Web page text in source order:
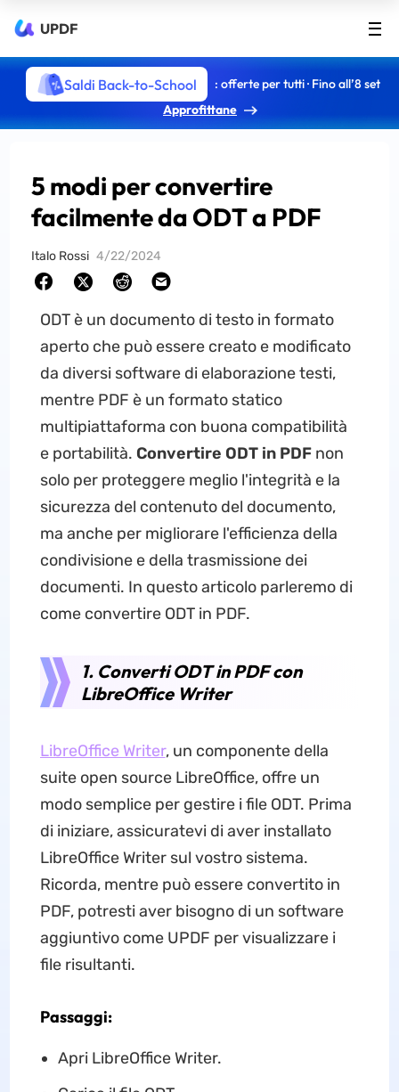
UPDF
Saldi Back-to-School
: offerte per tutti · Fino all’8 set
Approfittane
5 modi per convertire
facilmente da ODT a PDF
Italo Rossi 4/22/2024
ODT è un documento di testo in formato
aperto che può essere creato e modificato
da diversi software di elaborazione testi,
mentre PDF è un formato statico
multipiattaforma con buona compatibilità
e portabilità. Convertire ODT in PDFnon
solo per proteggere meglio l'integrità e la
sicurezza del contenuto del documento,
ma anche per migliorare l'efficienza della
condivisione e della trasmissione dei
documenti. In questo articolo parleremo di
come convertire ODT in PDF.
1. Converti ODT in PDF con
LibreOffice Writer
LibreOffice Writer, un componente della
suite open source LibreOffice, offre un
modo semplice per gestire i file ODT. Prima
di iniziare, assicuratevi di aver installato
LibreOffice Writer sul vostro sistema.
Ricorda, mentre può essere convertito in
PDF, potresti aver bisogno di un software
aggiuntivo come UPDF per visualizzare i
file risultanti.
Passaggi:
Apri LibreOffice Writer.